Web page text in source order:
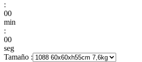
:
00
min
:
00
seg
Tamaño :